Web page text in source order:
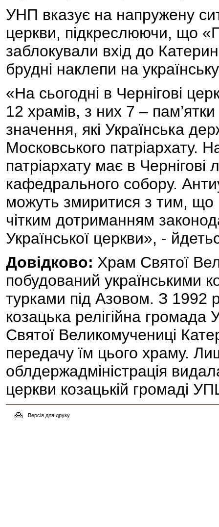
УНП вказує на напружену
церкви, підкреслюючи, що
заблокували вхід до
брудні наклепи на
«На сьогодні в Чернігові
12 храмів, з них 7 –
значення, які Українська
Московського патріархату.
патріархату має в
кафедрального собору.
можуть змиритися з тим, що
чітким дотриманням
Української церкви», -
Довідково: Храм Святої
побудований українськими
турками під Азовом. З 1992
козацька релігійна громада
Святої Великомучениці
передачу їм цього храму.
облдержадміністрація
церкви козацькій громаді
Версія для друку